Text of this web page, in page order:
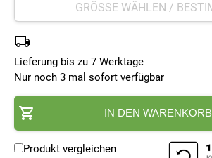
Lieferung bis zu 7 Werktage
Nur noch 3 mal sofort verfügbar
IN DEN WARENKORB
Produkt vergleichen